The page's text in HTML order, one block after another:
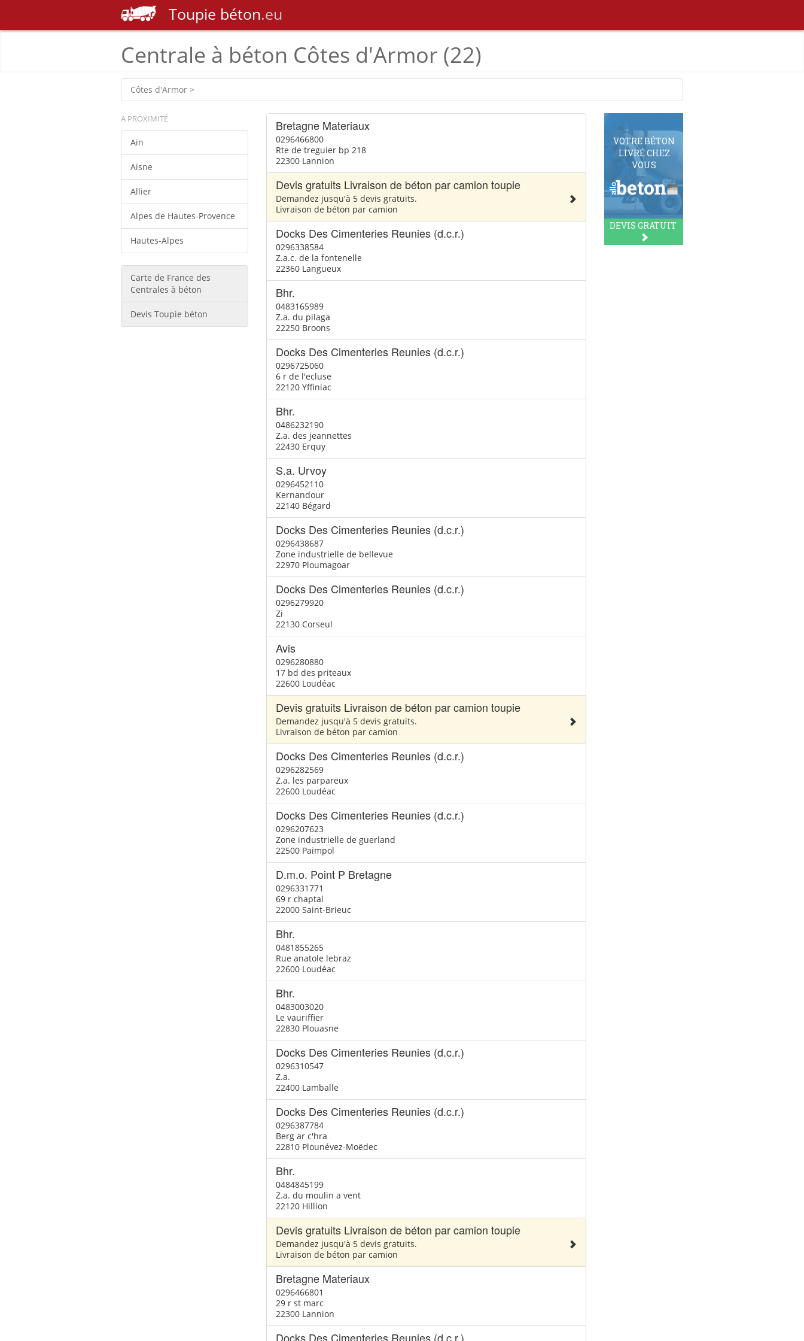
Toupie béton.eu
Centrale à béton Côtes d'Armor (22)
Côtes d'Armor >
A PROXIMITÉ
Ain
Aisne
Allier
Alpes de Hautes-Provence
Hautes-Alpes
Carte de France des
Centrales à béton
Devis Toupie béton
Bretagne Materiaux
0296466800
Rte de treguier bp 218
22300 Lannion
Devis gratuits Livraison de béton par camion toupie
Demandez jusqu'à 5 devis gratuits.
Livraison de béton par camion
Docks Des Cimenteries Reunies (d.c.r.)
0296338584
Z.a.c. de la fontenelle
22360 Langueux
Bhr.
0483165989
Z.a. du pilaga
22250 Broons
Docks Des Cimenteries Reunies (d.c.r.)
0296725060
6 r de l'ecluse
22120 Yffiniac
Bhr.
0486232190
Z.a. des jeannettes
22430 Erquy
S.a. Urvoy
0296452110
Kernandour
22140 Bégard
Docks Des Cimenteries Reunies (d.c.r.)
0296438687
Zone industrielle de bellevue
22970 Ploumagoar
Docks Des Cimenteries Reunies (d.c.r.)
0296279920
Zi
22130 Corseul
Avis
0296280880
17 bd des priteaux
22600 Loudéac
Devis gratuits Livraison de béton par camion toupie
Demandez jusqu'à 5 devis gratuits.
Livraison de béton par camion
Docks Des Cimenteries Reunies (d.c.r.)
0296282569
Z.a. les parpareux
22600 Loudéac
Docks Des Cimenteries Reunies (d.c.r.)
0296207623
Zone industrielle de guerland
22500 Paimpol
D.m.o. Point P Bretagne
0296331771
69 r chaptal
22000 Saint-Brieuc
Bhr.
0481855265
Rue anatole lebraz
22600 Loudéac
Bhr.
0483003020
Le vauriffier
22830 Plouasne
Docks Des Cimenteries Reunies (d.c.r.)
0296310547
Z.a.
22400 Lamballe
Docks Des Cimenteries Reunies (d.c.r.)
0296387784
Berg ar c'hra
22810 Plounévez-Moëdec
Bhr.
0484845199
Z.a. du moulin a vent
22120 Hillion
Devis gratuits Livraison de béton par camion toupie
Demandez jusqu'à 5 devis gratuits.
Livraison de béton par camion
Bretagne Materiaux
0296466801
29 r st marc
22300 Lannion
Docks Des Cimenteries Reunies (d.c.r.)
VOTRE BÉTON
LIVRÉ CHEZ
VOUS
DEVIS GRATUIT